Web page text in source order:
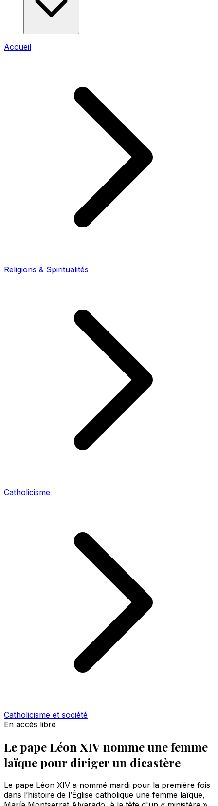
Accueil
Religions & Spiritualités
Catholicisme
Catholicisme et société
En accès libre
Le pape Léon XIV nomme une femme
laïque pour diriger un dicastère
Le pape Léon XIV a nommé mardi pour la première fois
dans l’histoire de l’Église catholique une femme laïque,